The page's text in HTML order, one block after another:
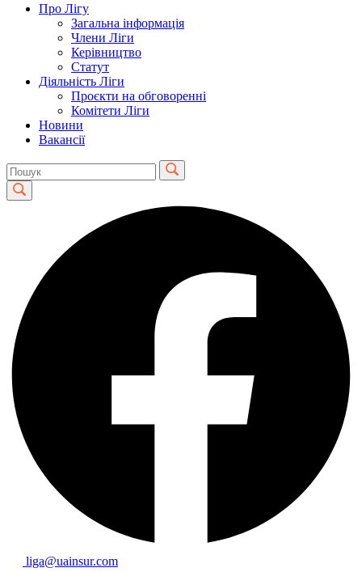
Про Лігу
Загальна інформація
Члени Ліги
Керівництво
Статут
Діяльність Ліги
Проєкти на обговоренні
Комітети Ліги
Новини
Вакансії
liga@uainsur.com